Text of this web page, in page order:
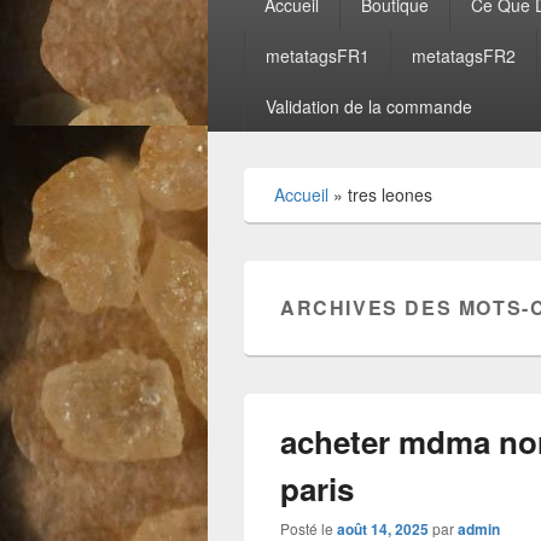
principal
metatagsFR1 metatagsFR2
Validation de la commande
Accueil » tres leones
ARCHIVES DES
acheter mdma
paris
Posté le août 14, 2025paradmin